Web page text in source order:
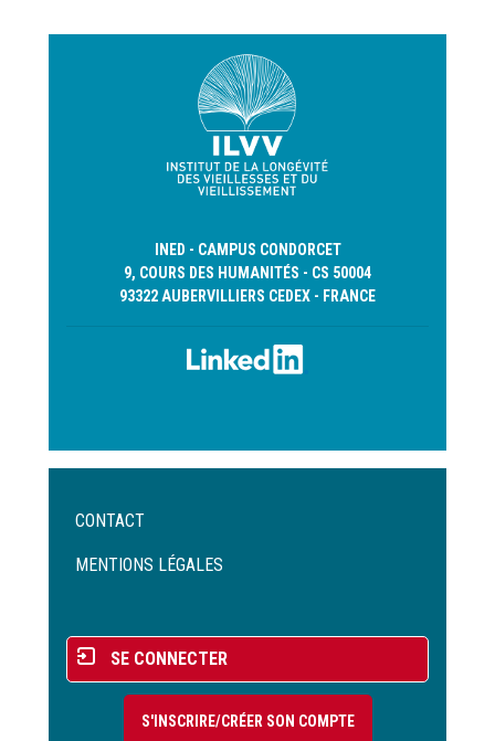
INED - CAMPUS CONDORCET
9, COURS DES HUMANITÉS - CS 50004
93322 AUBERVILLIERS CEDEX - FRANCE
Menu
de
CONTACT
MENTIONS LÉGALES
Menu
du
compte
SE CONNECTER
S'INSCRIRE/CRÉER SON COMPTE